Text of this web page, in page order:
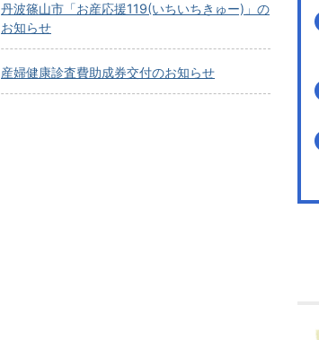
丹波篠山市「お産応援119(いちいちきゅー)」の
お知らせ
産婦健康診査費助成券交付のお知らせ